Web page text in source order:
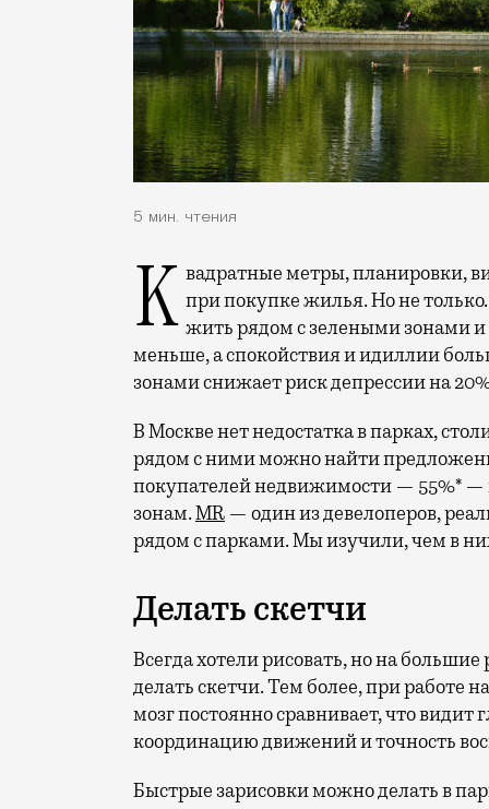
5 мин. чтения
Квадратные метры, планировки, вид из окон. Конечно, на это обращают внимание при покупке жилья. Но не
жить рядом с зелеными зонами
меньше, а спокойствия и идиллии
зонами снижает риск депрессии на
В Москве нет недостатка в парках,
рядом с ними можно найти
покупателей недвижимости — 55%* —
зонам.MR — один из девелоперов,
рядом с парками. Мы изучили, чем в
Делать скетчи
Всегда хотели рисовать, но на
делать скетчи. Тем более, при работе
мозг постоянно сравнивает, что видит
координацию движений и точность
Быстрые зарисовки можно делать в